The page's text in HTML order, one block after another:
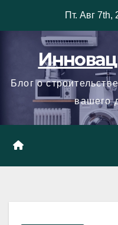
Пт. Авг 7th,
Блог о
вашего